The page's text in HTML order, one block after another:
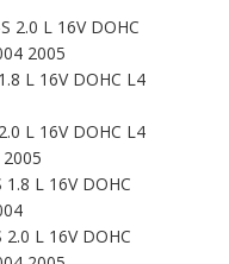
2.0 L 16V DOHC
2005
L 16V DOHC L4
L 16V DOHC L4
1.8 L 16V DOHC
2.0 L 16V DOHC